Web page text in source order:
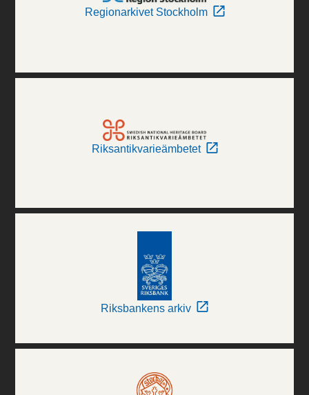
Regionarkivet Stockholm
Riksantikvarieämbetet
Riksbankens arkiv